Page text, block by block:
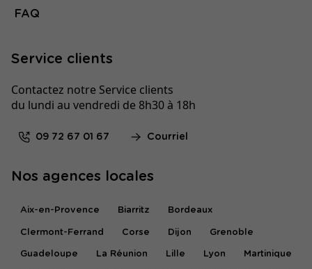
FAQ
Service clients
Contactez notre Service clients
du lundi au vendredi de 8h30 à 18h
09 72 67 01 67 Courriel
Nos agences locales
Aix-en-Provence Biarritz Bordeaux
Clermont-Ferrand Corse Dijon Grenoble
Guadeloupe La Réunion Lille Lyon Martinique